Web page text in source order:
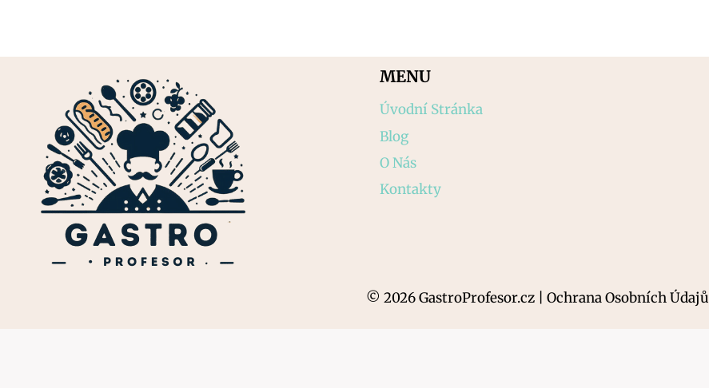
MENU
Úvodní Stránka
Blog
O Nás
Kontakty
© 2026 GastroProfesor.cz | Ochrana Osobních Údajů